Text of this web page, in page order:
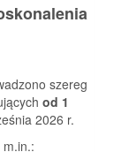
szereg
od 1
2026 r.